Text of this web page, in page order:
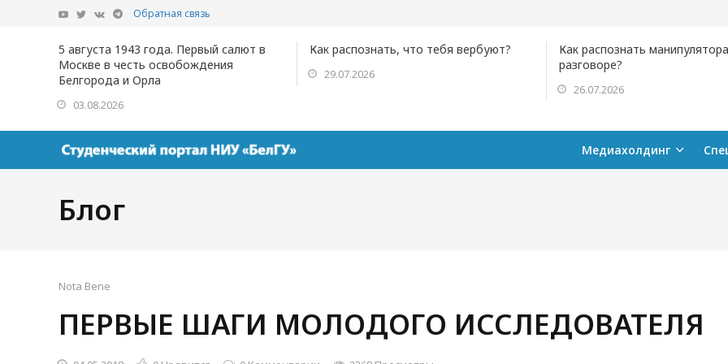
Обратная связь
5 августа 1943 года. Первый салют в
Москве в честь освобождения
Белгорода и Орла
03.08.2026
Как распознать, что тебя вербуют?
29.07.2026
Как распознать
разговоре?
26.07.2026
Медиахолдинг
Блог
Nota Bene
ПЕРВЫЕ ШАГИ МОЛОДОГО ИССЛЕДОВАТЕЛЯ